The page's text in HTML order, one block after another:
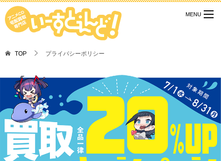
TOP プライバシーポリシー